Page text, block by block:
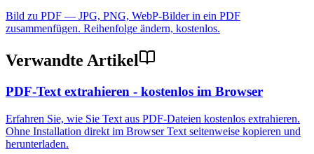
Bild zu PDF — JPG, PNG, WebP-Bilder in ein PDF
zusammenfügen. Reihenfolge ändern, kostenlos.
Verwandte Artikel
PDF-Text extrahieren - kostenlos im Browser
Erfahren Sie, wie Sie Text aus PDF-Dateien kostenlos extrahieren.
Ohne Installation direkt im Browser Text seitenweise kopieren und
herunterladen.